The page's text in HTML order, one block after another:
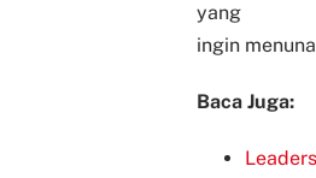
yang
ingin
Baca Juga: